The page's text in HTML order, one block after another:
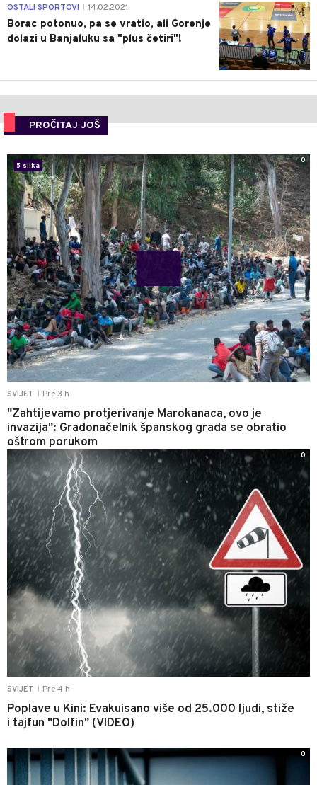
3
OSTALI SPORTOVI 14.02.2021.
Borac potonuo, pa se vratio, ali Gorenje
dolazi u Banjaluku sa "plus četiri"!
PROČITAJ JOŠ
SVIJET Pre 3 h
"Zahtijevamo protjerivanje Marokanaca, ovo je
invazija": Gradonačelnik španskog grada se obratio
oštrom porukom
5 slika
0
SVIJET Pre 4 h
Poplave u Kini: Evakuisano više od 25.000 ljudi, stiže
i tajfun "Dolfin" (VIDEO)
0
0